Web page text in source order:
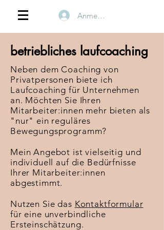
Anmelden
betriebliches laufcoaching
Neben dem Coaching von
Privatpersonen biete ich
Laufcoaching für Unternehmen
an. Möchten Sie Ihren
Mitarbeiter:innen mehr bieten als
"nur" ein reguläres
Bewegungsprogramm?
Mein Angebot ist vielseitig und
individuell auf die Bedürfnisse
Ihrer Mitarbeiter:innen
abgestimmt.
Nutzen Sie das Kontaktformular
für eine unverbindliche
Ersteinschätzung.